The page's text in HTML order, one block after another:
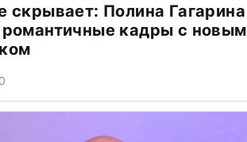
скрывает: Полина Гагарина
романтичные кадры с новым